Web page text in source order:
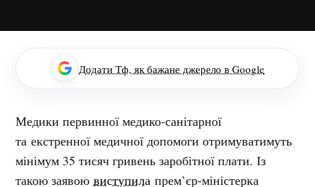
Додати Тф, як бажане джерело в Google
Медики первинної медико-санітарної
та екстренної медичної допомоги отримуватимуть
мінімум 35 тисяч гривень заробітної плати. Із
такою заявоювиступила прем’єр-міністерка